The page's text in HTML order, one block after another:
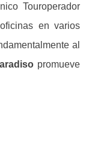
Touroperador
en varios
al
promueve